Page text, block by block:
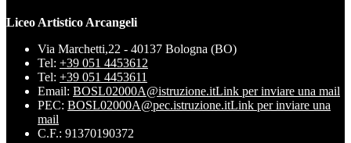
Liceo Artistico Arcangeli
Via Marchetti,22 - 40137 Bologna (BO)
Tel: +39 051 4453612
Tel: +39 051 4453611
Email: BOSL02000A@istruzione.itLink per inviare una mail
PEC: BOSL02000A@pec.istruzione.itLink per inviare una
mail
C.F.: 91370190372